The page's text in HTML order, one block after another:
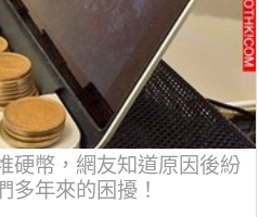
硬幣，網友知道原因後紛
多年來的困擾！